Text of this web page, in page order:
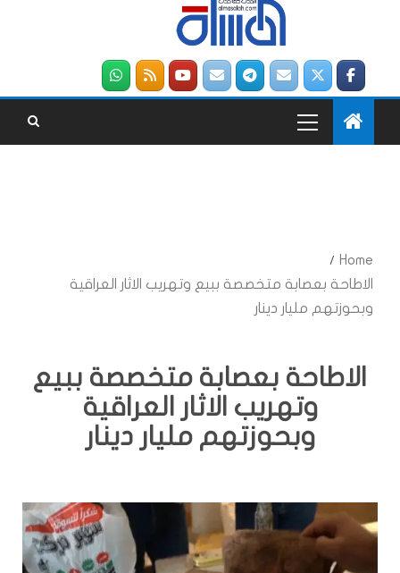
Home
الاطاحة بعصابة متخصصة ببيع وتهريب الاثار العراقية
وبحوزتهم مليار دينار
الاطاحة بعصابة متخصصة ببيع
وتهريب الاثار العراقية
وبحوزتهم مليار دينار